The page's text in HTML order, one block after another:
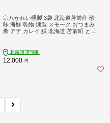
宗八かれい燻製 3袋 北海道苫前産 珍
味 海鮮 乾物 燻製 スモーク おつまみ
肴 アテ カレイ 鰈 北海道 苫前町 とま
北海道苫前町
12,000 円